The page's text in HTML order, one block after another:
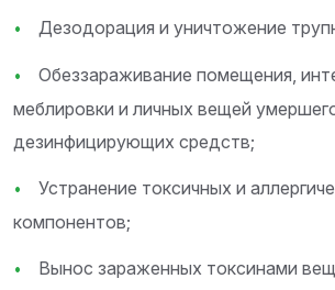
Дезодорация и уничтожение
Обеззараживание помещения,
меблировки и личных вещей
дезинфицирующих средств;
Устранение токсичных и
компонентов;
Вынос зараженных токсинами